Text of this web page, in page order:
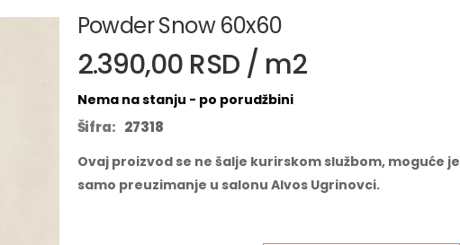
Powder Snow 60x60
2.390,00 RSD / m2
Nema na stanju - po porudžbini
Šifra: 27318
Ovaj proizvod se ne šalje kurirskom službom, moguće je
samo preuzimanje u salonu Alvos Ugrinovci.